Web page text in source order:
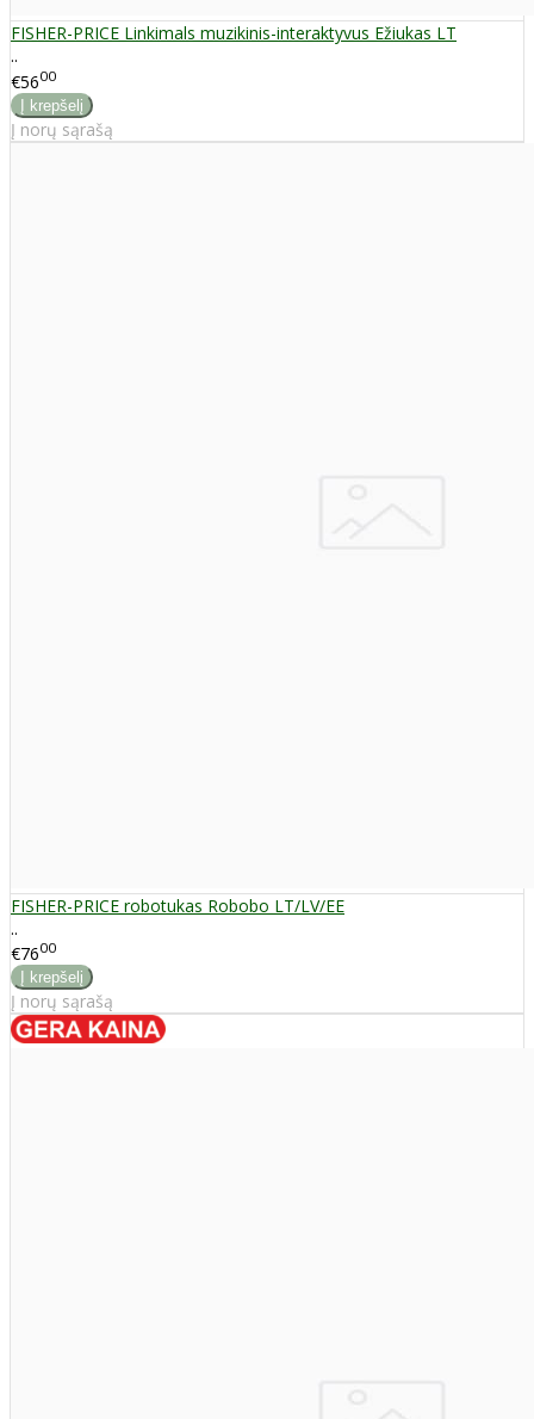
FISHER-PRICE Linkimals muzikinis-interaktyvus Ežiukas LT
..
€5600
Į norų sąrašą
FISHER-PRICE robotukas Robobo LT/LV/EE
..
€7600
Į norų sąrašą